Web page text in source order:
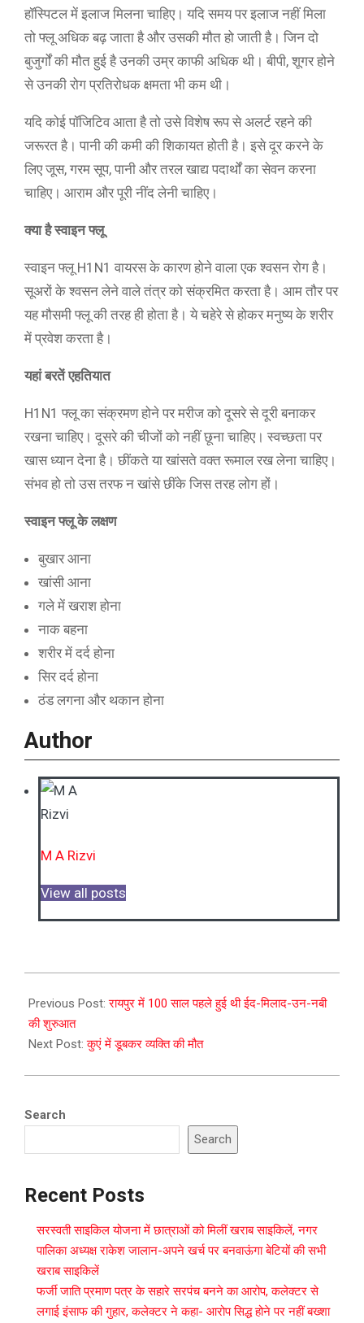
हॉस्पिटल में इलाज मिलना चाहिए। यदि समय पर इलाज नहीं मिला
तो फ्लू अधिक बढ़ जाता है और उसकी मौत हो जाती है। जिन दो
बुजुर्गों की मौत हुई है उनकी उम्र काफी अधिक थी। बीपी, शूगर होने
से उनकी रोग प्रतिरोधक क्षमता भी कम थी।
यदि कोई पॉजिटिव आता है तो उसे विशेष रूप से अलर्ट रहने की
जरूरत है। पानी की कमी की शिकायत होती है। इसे दूर करने के
लिए जूस, गरम सूप, पानी और तरल खाद्य पदार्थों का सेवन करना
चाहिए। आराम और पूरी नींद लेनी चाहिए।
क्या है स्वाइन फ्लू
स्वाइन फ्लू H1N1 वायरस के कारण होने वाला एक श्वसन रोग है।
सूअरों के श्वसन लेने वाले तंत्र को संक्रमित करता है। आम तौर पर
यह मौसमी फ्लू की तरह ही होता है। ये चहेरे से होकर मनुष्य के शरीर
में प्रवेश करता है।
यहां बरतें एहतियात
H1N1 फ्लू का संक्रमण होने पर मरीज को दूसरे से दूरी बनाकर
रखना चाहिए। दूसरे की चीजों को नहीं छूना चाहिए। स्वच्छता पर
खास ध्यान देना है। छींकते या खांसते वक्त रूमाल रख लेना चाहिए।
संभव हो तो उस तरफ न खांसे छींके जिस तरह लोग हों।
स्वाइन फ्लू के लक्षण
बुखार आना
खांसी आना
गले में खराश होना
नाक बहना
शरीर में दर्द होना
सिर दर्द होना
ठंड लगना और थकान होना
Author
M A Rizvi
View all posts
09-
28
Previous Post:रायपुर में 100 साल पहले हुई थी ईद-मिलाद-उन-नबी
की शुरुआत
Next Post:कुएं में डूबकर व्यक्ति की मौत
Search
Search
Recent Posts
सरस्वती साइकिल योजना में छात्राओं को मिलीं खराब साइकिलें, नगर
पालिका अध्यक्ष राकेश जालान-अपने खर्च पर बनवाऊंगा बेटियों की सभी
खराब साइकिलें
फर्जी जाति प्रमाण पत्र के सहारे सरपंच बनने का आरोप, कलेक्टर से
लगाई इंसाफ की गुहार, कलेक्टर ने कहा- आरोप सिद्ध होने पर नहीं बख्शा